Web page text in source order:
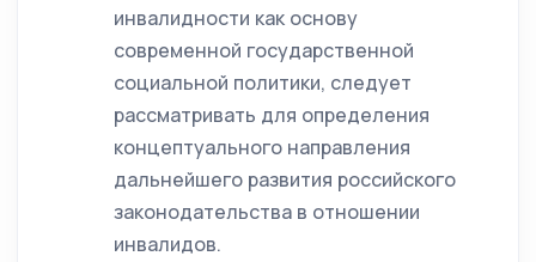
инвалидности как основу
современной государственной
социальной политики, следует
рассматривать для определения
концептуального направления
дальнейшего развития российского
законодательства в отношении
инвалидов.